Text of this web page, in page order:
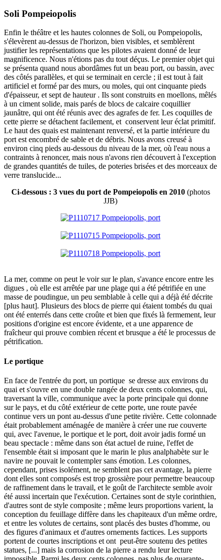
Soli Pompeiopolis
Enfin le théâtre et les hautes colonnes de Soli, ou Pompeiopolis,
s'élevèrent au-dessus de l'horizon, bien visibles, et semblèrent
justifier les représentations que les pilotes avaient donné de leur
magnificence. Nous n'étions pas du tout déçus. Le premier objet qui
se présenta quand nous abordâmes fut un beau port, ou bassin, avec
des côtés parallèles, et qui se terminait en cercle ; il est tout à fait
artificiel et formé par des murs, ou moles, qui ont cinquante pieds
d'épaisseur, et sept de hauteur . Ils sont construits en moellons, mêlés
à un ciment solide, mais parés de blocs de calcaire coquillier
jaunâtre, qui ont été réunis avec des agrafes de fer. Les coquilles de
cette pierre se détachent facilement, et conservent leur éclat primitif.
Le haut des quais est maintenant renversé, et la partie intérieure du
port est encombré de sable et de débris. Nous avons creusé à
environ cinq pieds au-dessous du niveau de la mer, où l'eau nous a
contraints à renoncer, mais nous n'avons rien découvert à l'exception
de grandes quantités de tuiles, de poteries brisées et des morceaux de
verre translucide...
Ci-dessous : 3 vues du port de Pompeiopolis en 2010 (photos
JJB)
La mer, comme on peut le voir sur le plan, s'avance encore entre les
digues , où elle est arrêtée par une plage qui a été pétrifiée en une
masse de poudingue, un peu semblable à celle qui a déjà été décrite
[plus haut]. Plusieurs des blocs de pierre qui étaient tombés du quai
ont été enterrés dans cette croûte et bien que fixés là fermement, leur
positions d'origine est encore évidente, et a une apparence de
fraîcheur qui prouve combien récent et brusque a été le processus de
pétrification.
Le portique
En face de l'entrée du port, un portique se dresse aux environs du
quai et s'ouvre en une double rangée de deux cents colonnes, qui,
traversant la ville, communique avec la porte principale qui donne
sur le pays, et du côté extérieur de cette porte, une route pavée
continue vers un pont au-dessus d'une petite rivière. Cette colonnade
était probablement aménagée de manière à créer une rue couverte
qui, avec l'avenue, le portique et le port, doit avoir jadis formé un
beau spectacle : même dans son état actuel de ruine, l'effet de
l'ensemble était si imposant que le marin le plus analphabète sur le
navire ne pouvait le contempler sans émotion. Les colonnes,
cependant, prises isolément, ne semblent pas cet avantage, la pierre
dont elles sont composés est trop grossière pour permettre beaucoup
de raffinement dans le travail, et le goût de l'architecte semble avoir
été aussi incertain que l'exécution. Certaines sont de style corinthien,
d'autres sont de style composite ; même leurs proportions varient, la
conception du feuillage diffère dans les chapiteaux d'un même ordre,
et entre les volutes de certains, sont placés des bustes d'homme, ou
des figures d'animaux et d'autres ornements factices. Les supports
portent de courtes inscriptions et ont peut-être soutenu des petites
statues, [...] mais la corrosion de la pierre a rendu leur lecture